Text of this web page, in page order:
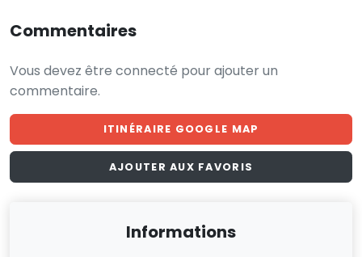
Commentaires
Vous devez être connecté pour ajouter un
commentaire.
ITINÉRAIRE GOOGLE MAP
AJOUTER AUX FAVORIS
Informations